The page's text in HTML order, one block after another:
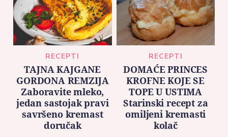
RECEPTI
TAJNA KAJGANE
GORDONA REMZIJA
Zaboravite mleko,
jedan sastojak pravi
savršeno kremast
doručak
RECEPTI
DOMAĆE PRINCES
KROFNE KOJE SE
TOPE U USTIMA
Starinski recept za
omiljeni kremasti
kolač